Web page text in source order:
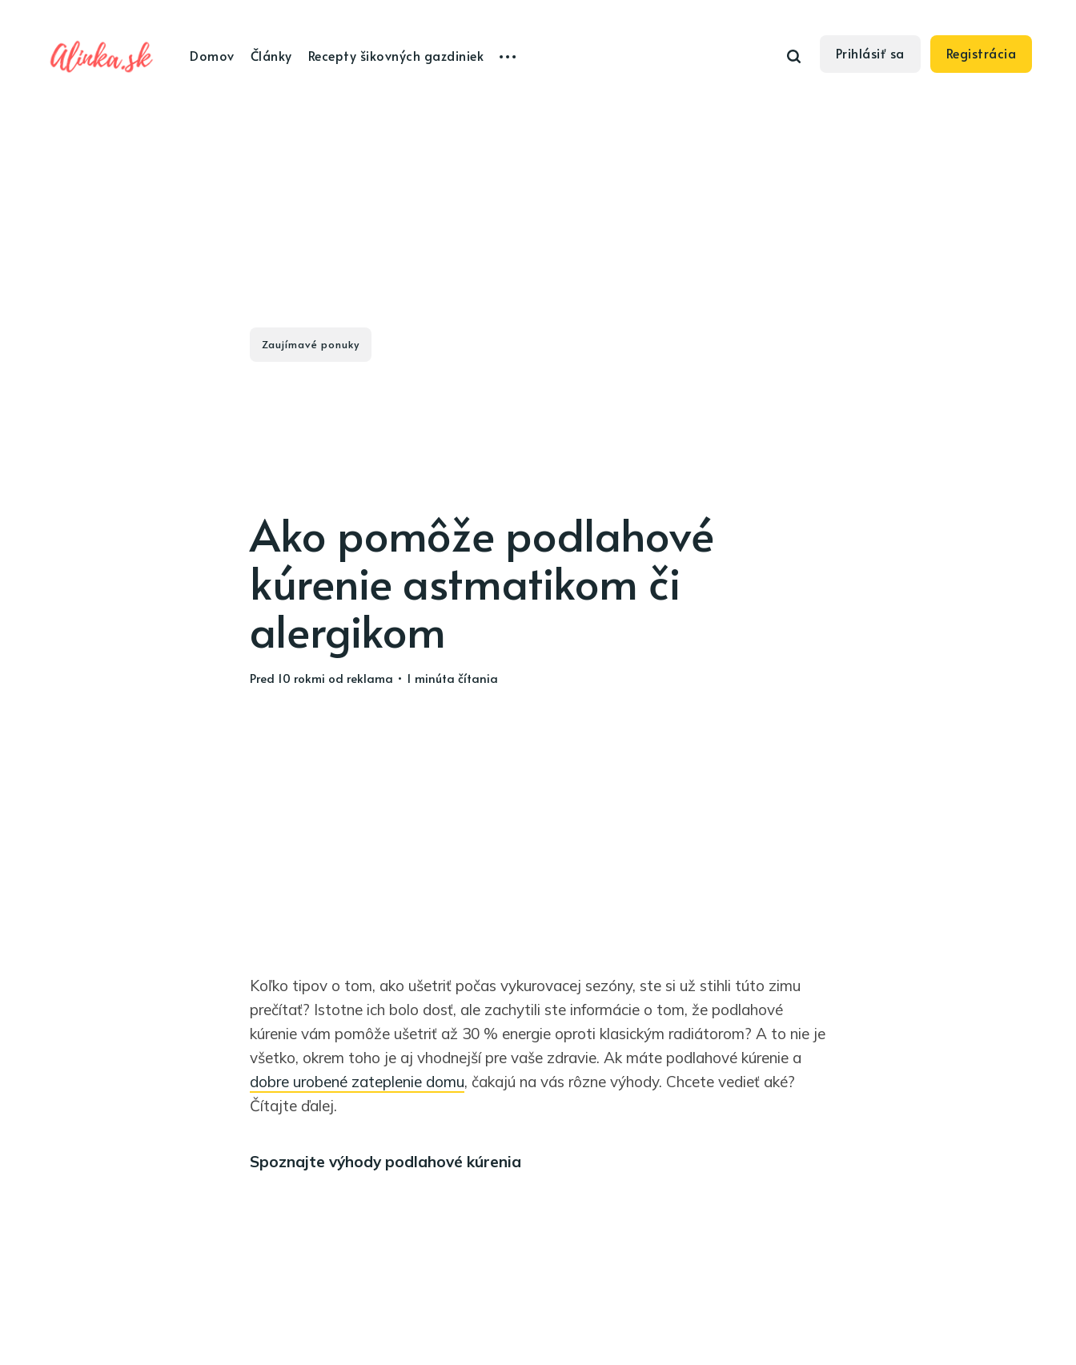
Domov Články Recepty šikovných gazdiniek Prihlásiť sa Registrácia
Zaujímavé ponuky
Ako pomôže podlahové
kúrenie astmatikom či
alergikom
pred 10 rokmi od reklama • 1 minúta čítania
Koľko tipov o tom, ako ušetriť počas vykurovacej sezóny, ste si už stihli túto zimu
prečítať? Istotne ich bolo dosť, ale zachytili ste informácie o tom, že podlahové
kúrenie vám pomôže ušetriť až 30 % energie oproti klasickým radiátorom? A to nie je
všetko, okrem toho je aj vhodnejší pre vaše zdravie. Ak máte podlahové kúrenie a
dobre urobené zateplenie domu, čakajú na vás rôzne výhody. Chcete vedieť aké?
Čítajte ďalej.
Spoznajte výhody podlahové kúrenia